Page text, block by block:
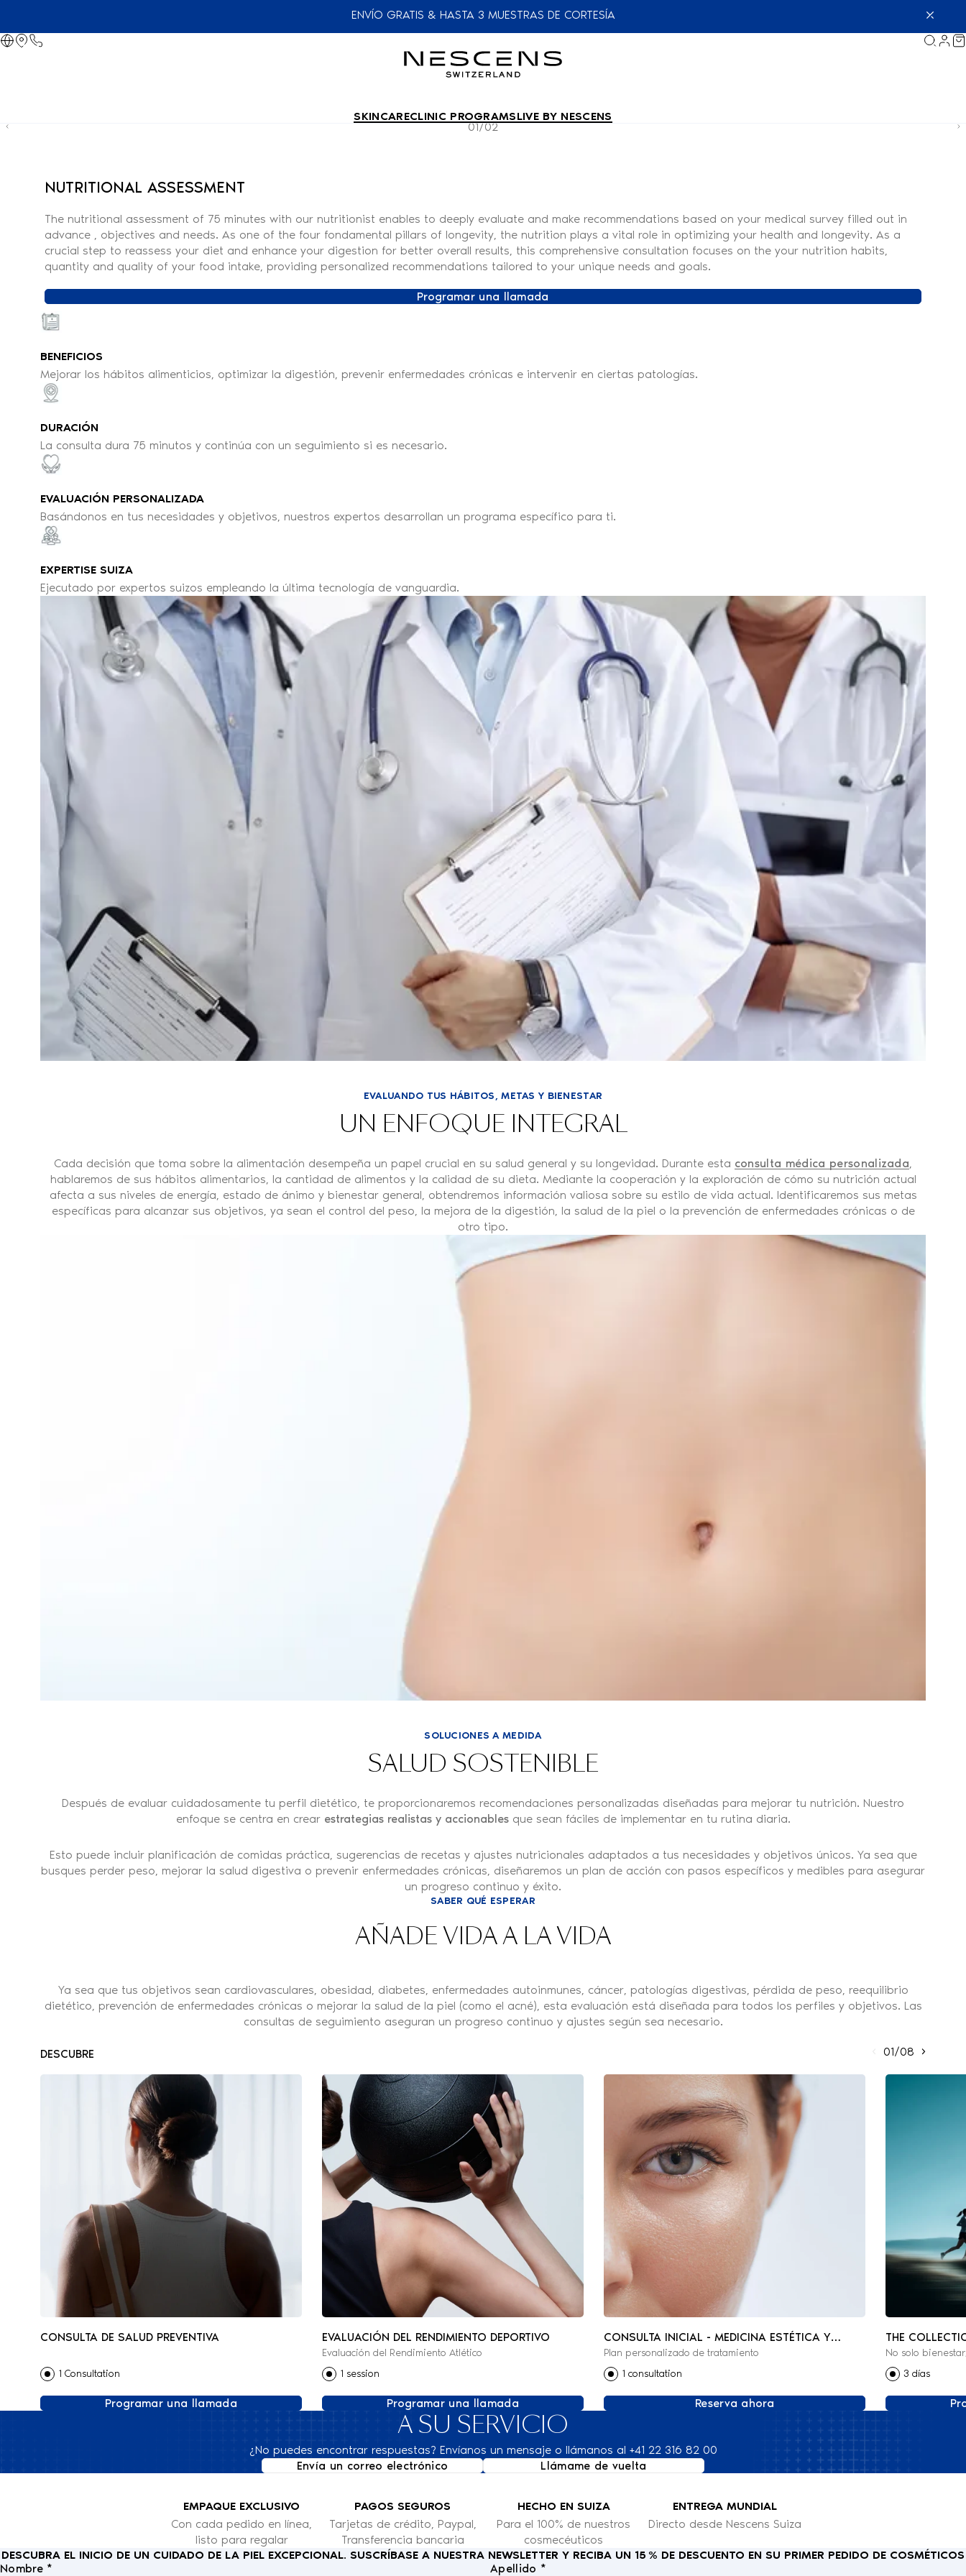
ENVÍO GRATIS & HASTA 3 MUESTRAS DE CORTESÍA
SKINCARECLINIC PROGRAMSLIVE BY NESCENS
01/02
NUTRITIONAL ASSESSMENT
The nutritional assessment of 75 minutes with our nutritionist enables to deeply evaluate and make recommendations based on your medical survey filled out in
advance , objectives and needs. As one of the four fondamental pillars of longevity, the nutrition plays a vital role in optimizing your health and longevity. As a
crucial step to reassess your diet and enhance your digestion for better overall results, this comprehensive consultation focuses on the your nutrition habits,
quantity and quality of your food intake, providing personalized recommendations tailored to your unique needs and goals.
Programar una llamada
BENEFICIOS
Mejorar los hábitos alimenticios, optimizar la digestión, prevenir enfermedades crónicas e intervenir en ciertas patologías.
DURACIÓN
La consulta dura 75 minutos y continúa con un seguimiento si es necesario.
EVALUACIÓN PERSONALIZADA
Basándonos en tus necesidades y objetivos, nuestros expertos desarrollan un programa específico para ti.
EXPERTISE SUIZA
Ejecutado por expertos suizos empleando la última tecnología de vanguardia.
EVALUANDO TUS HÁBITOS, METAS Y BIENESTAR
UN ENFOQUE INTEGRAL
Cada decisión que toma sobre la alimentación desempeña un papel crucial en su salud general y su longevidad. Durante esta consulta médica personalizada,
hablaremos de sus hábitos alimentarios, la cantidad de alimentos y la calidad de su dieta. Mediante la cooperación y la exploración de cómo su nutrición actual
afecta a sus niveles de energía, estado de ánimo y bienestar general, obtendremos información valiosa sobre su estilo de vida actual. Identificaremos sus metas
específicas para alcanzar sus objetivos, ya sean el control del peso, la mejora de la digestión, la salud de la piel o la prevención de enfermedades crónicas o de
otro tipo.
SOLUCIONES A MEDIDA
SALUD SOSTENIBLE
Después de evaluar cuidadosamente tu perfil dietético, te proporcionaremos recomendaciones personalizadas diseñadas para mejorar tu nutrición. Nuestro
enfoque se centra en crear estrategias realistas y accionablesque sean fáciles de implementar en tu rutina diaria.
Esto puede incluir planificación de comidas práctica, sugerencias de recetas y ajustes nutricionales adaptados a tus necesidades y objetivos únicos. Ya sea que
busques perder peso, mejorar la salud digestiva o prevenir enfermedades crónicas, diseñaremos un plan de acción con pasos específicos y medibles para asegurar
un progreso continuo y éxito.
SABER QUÉ ESPERAR
AÑADE VIDA A LA VIDA
Ya sea que tus objetivos sean cardiovasculares, obesidad, diabetes, enfermedades autoinmunes, cáncer, patologías digestivas, pérdida de peso, reequilibrio
dietético, prevención de enfermedades crónicas o mejorar la salud de la piel (como el acné), esta evaluación está diseñada para todos los perfiles y objetivos. Las
consultas de seguimiento aseguran un progreso continuo y ajustes según sea necesario.
DESCUBRE 01/08
CONSULTA DE SALUD PREVENTIVA
1 Consultation
Programar una llamada
EVALUACIÓN DEL RENDIMIENTO DEPORTIVO
Evaluación del Rendimiento Atlético
1 session
Programar una llamada
CONSULTA INICIAL - MEDICINA ESTÉTICA Y
REGENERATIVA
Plan personalizado de tratamiento
1 consultation
Reserva ahora
THE
No solo
3 días
A SU SERVICIO
¿No puedes encontrar respuestas? Envíanos un mensaje o llámanos al +41 22 316 82 00
Envía un correo electrónico
Llámame de vuelta
EMPAQUE EXCLUSIVO
Con cada pedido en línea,
listo para regalar
PAGOS SEGUROS
Tarjetas de crédito, Paypal,
Transferencia bancaria
HECHO EN SUIZA
Para el 100% de nuestros
cosmecéuticos
ENTREGA MUNDIAL
Directo desde Nescens Suiza
DESCUBRA EL INICIO DE UN CUIDADO DE LA PIEL EXCEPCIONAL. SUSCRÍBASE A NUESTRA NEWSLETTER Y RECIBA UN 15 % DE DESCUENTO EN SU PRIMER PEDIDO DE COSMÉTICOS
Nombre *
Apellido *